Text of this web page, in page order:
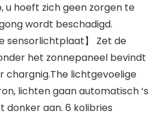
hoeft zich geen zorgen te
wordt beschadigd.
sensorlichtplaat】 Zet de
het zonnepaneel bevindt
chargnig.The lichtgevoelige
lichten gaan automatisch ‘s
donker aan. 6 kolibries